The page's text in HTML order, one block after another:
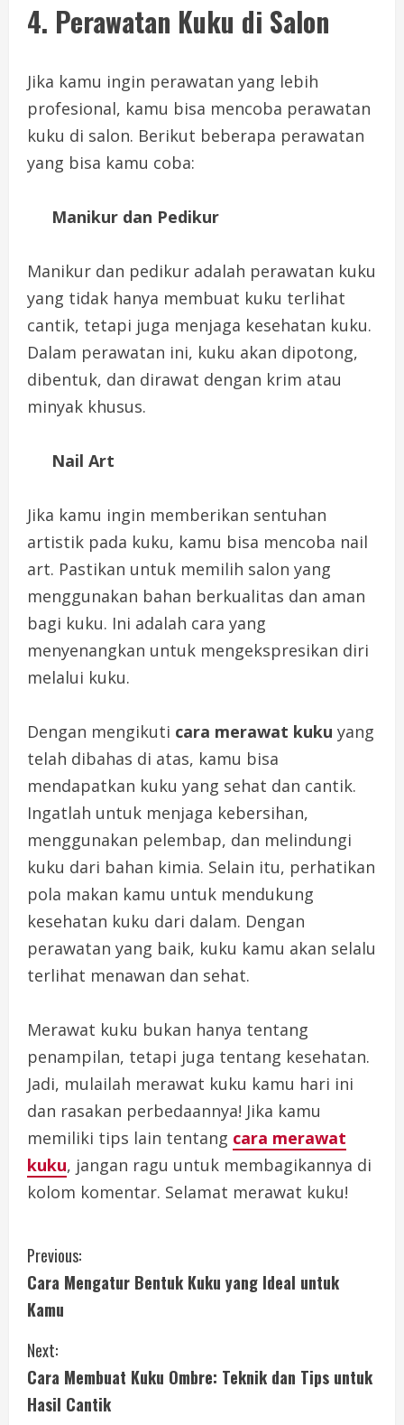
4. Perawatan Kuku di Salon
Jika kamu ingin perawatan yang lebih
profesional, kamu bisa mencoba perawatan
kuku di salon. Berikut beberapa perawatan
yang bisa kamu coba:
Manikur dan Pedikur
Manikur dan pedikur adalah perawatan kuku
yang tidak hanya membuat kuku terlihat
cantik, tetapi juga menjaga kesehatan kuku.
Dalam perawatan ini, kuku akan dipotong,
dibentuk, dan dirawat dengan krim atau
minyak khusus.
Nail Art
Jika kamu ingin memberikan sentuhan
artistik pada kuku, kamu bisa mencoba nail
art. Pastikan untuk memilih salon yang
menggunakan bahan berkualitas dan aman
bagi kuku. Ini adalah cara yang
menyenangkan untuk mengekspresikan diri
melalui kuku.
Dengan mengikuti cara merawat kuku yang
telah dibahas di atas, kamu bisa
mendapatkan kuku yang sehat dan cantik.
Ingatlah untuk menjaga kebersihan,
menggunakan pelembap, dan melindungi
kuku dari bahan kimia. Selain itu, perhatikan
pola makan kamu untuk mendukung
kesehatan kuku dari dalam. Dengan
perawatan yang baik, kuku kamu akan selalu
terlihat menawan dan sehat.
Merawat kuku bukan hanya tentang
penampilan, tetapi juga tentang kesehatan.
Jadi, mulailah merawat kuku kamu hari ini
dan rasakan perbedaannya! Jika kamu
memiliki tips lain tentang cara merawat
kuku, jangan ragu untuk membagikannya di
kolom komentar. Selamat merawat kuku!
C
o
n
t
i
Previous:
Cara Mengatur Bentuk Kuku yang Ideal untuk
Kamu
Next:
Cara Membuat Kuku Ombre: Teknik dan Tips untuk
Hasil Cantik